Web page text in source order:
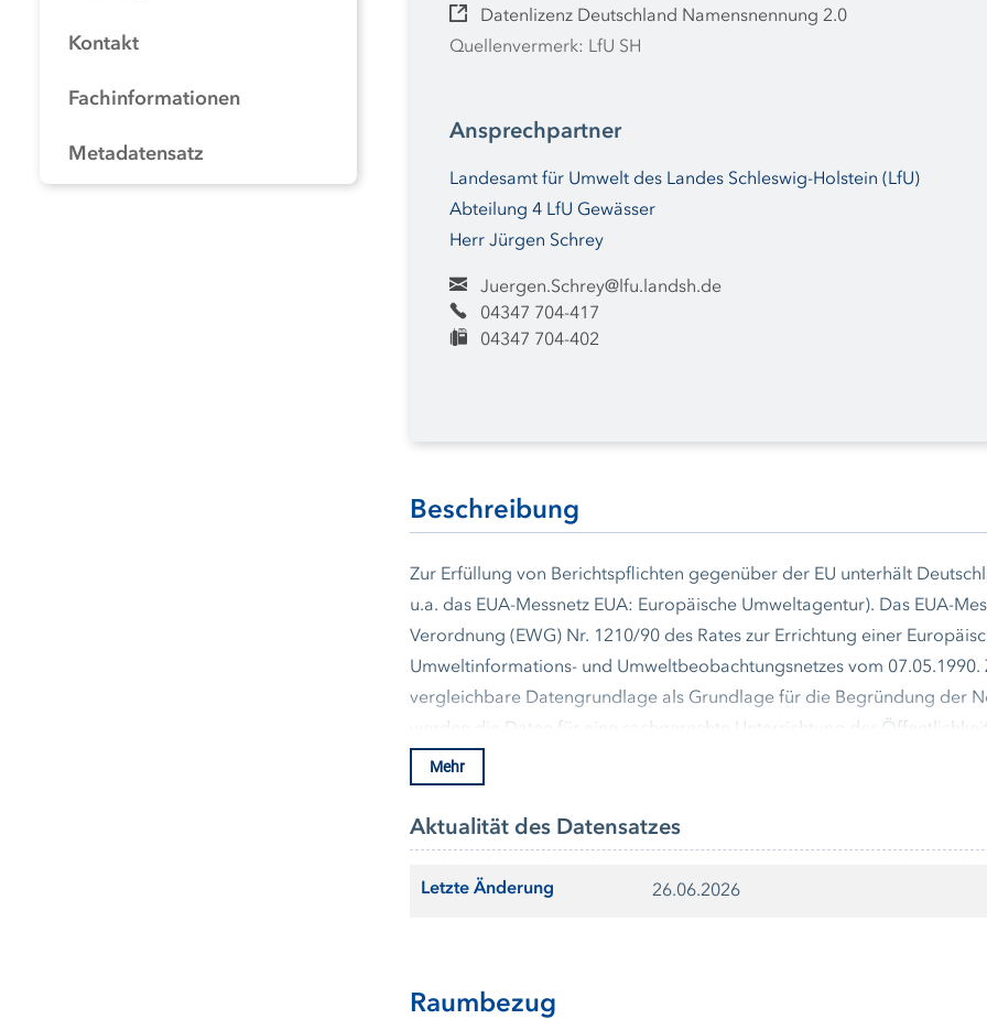
Kontakt
Fachinformationen
Metadatensatz
Datenlizenz Deutschland Namensnennung 2.0
Quellenvermerk: LfU SH
Ansprechpartner
Landesamt für Umwelt des Landes Schleswig-Holstein (LfU)
Abteilung 4 LfU Gewässer
Herr Jürgen Schrey
Juergen.Schrey@lfu.landsh.de
04347 704-417
04347 704-402
Beschreibung
Zur Erfüllung von Berichtspflichten gegenüber der EU unterhält
u.a. das EUA-Messnetz EUA: Europäische Umweltagentur). Das EUA-
Verordnung (EWG) Nr. 1210/90 des Rates zur Errichtung einer
Umweltinformations- und Umweltbeobachtungsnetzes vom
vergleichbare Datengrundlage als Grundlage für die Begründung der
werden die Daten für eine sachgerechte Unterrichtung der
Ergebnisse dieses Messnetzes werden jährlich an die Europäische
Mehr
Aktualität des Datensatzes
Letzte Änderung 26.06.2026
Raumbezug